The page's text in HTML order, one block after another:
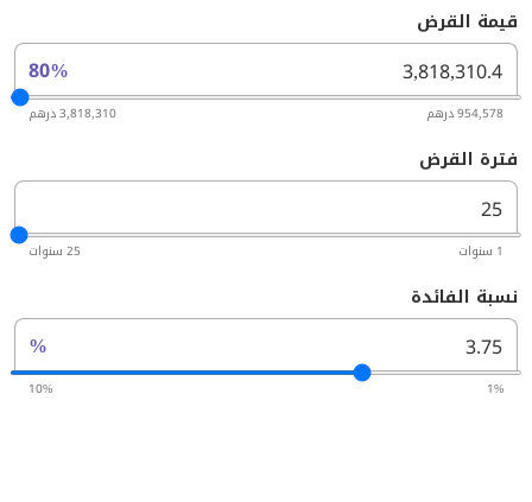
قيمة القرض
80%
954,578 درهم 3,818,310 درهم
فترة القرض
1 سنوات 25 سنوات
نسبة الفائدة
%
1%
10%